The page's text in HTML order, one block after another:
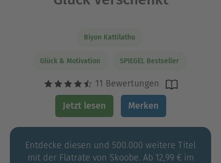
Biyon Kattilathu
Glück & Motivation SPIEGEL Bestseller
11 Bewertungen
Jetzt lesen Merken
Entdecke diesen und 500.000 weitere Titel
mit der Flatrate von Skoobe. Ab 12,99 € im